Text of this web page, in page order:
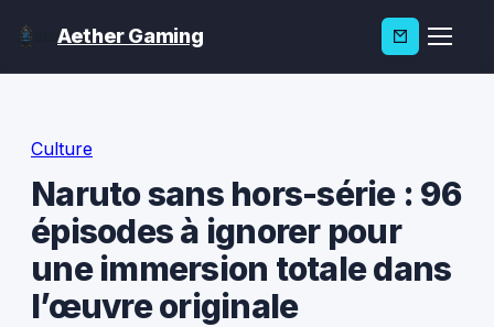
Aether Gaming
Culture
Naruto sans hors-série : 96
épisodes à ignorer pour
une immersion totale dans
l’œuvre originale